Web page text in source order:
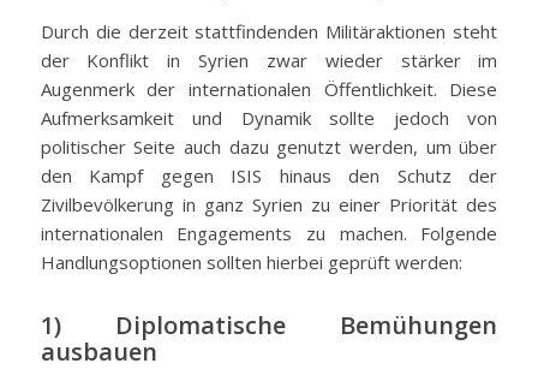
Durch die derzeit stattfindenden Militäraktionen steht
der Konflikt in Syrien zwar wieder stärker im
Augenmerk der internationalen Öffentlichkeit. Diese
Aufmerksamkeit und Dynamik sollte jedoch von
politischer Seite auch dazu genutzt werden, um über
den Kampf gegen ISIS hinaus den Schutz der
Zivilbevölkerung in ganz Syrien zu einer Priorität des
internationalen Engagements zu machen. Folgende
Handlungsoptionen sollten hierbei geprüft werden:
1) Diplomatische Bemühungen
ausbauen